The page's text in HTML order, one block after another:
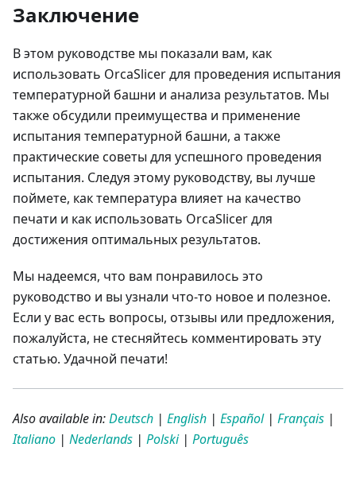
Заключение
В этом руководстве мы показали вам, как
использовать OrcaSlicer для проведения испытания
температурной башни и анализа результатов. Мы
также обсудили преимущества и применение
испытания температурной башни, а также
практические советы для успешного проведения
испытания. Следуя этому руководству, вы лучше
поймете, как температура влияет на качество
печати и как использовать OrcaSlicer для
достижения оптимальных результатов.
Мы надеемся, что вам понравилось это
руководство и вы узнали что-то новое и полезное.
Если у вас есть вопросы, отзывы или предложения,
пожалуйста, не стесняйтесь комментировать эту
статью. Удачной печати!
Also available in:Deutsch | English | Español| Français |
Italiano | Nederlands | Polski| Português